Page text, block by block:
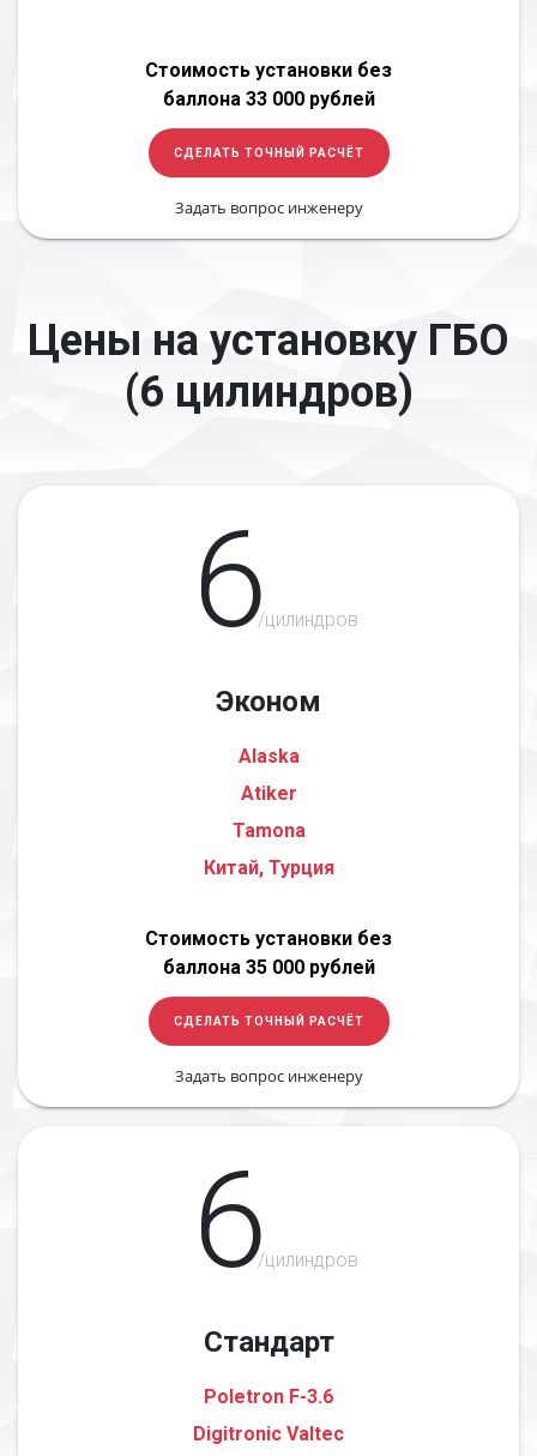
Стоимость установки без
баллона 33 000 рублей
СДЕЛАТЬ ТОЧНЫЙ РАСЧЁТ
Задать вопрос инженеру
Цены на установку ГБО
(6 цилиндров)
6/цилиндров
Эконом
Alaska
Atiker
Tamona
Китай, Турция
Стоимость установки без
баллона 35 000 рублей
СДЕЛАТЬ ТОЧНЫЙ РАСЧЁТ
Задать вопрос инженеру
6/цилиндров
Стандарт
Poletron F-3.6
Digitronic Valtec